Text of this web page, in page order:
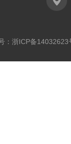
： 浙ICP备14032623